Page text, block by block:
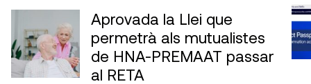
Aprovada la Llei que
permetrà als mutualistes
de HNA-PREMAAT passar
al RETA